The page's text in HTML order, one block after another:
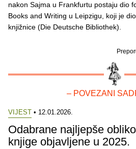
nakon Sajma u Frankfurtu postaju dio
Books and Writing u Leipzigu, koji je
knjižnice (Die Deutsche Bibliothek).
– POVEZANI
VIJEST • 12.01.2026.
Odabrane najljepše
knjige objavljene u 2025.